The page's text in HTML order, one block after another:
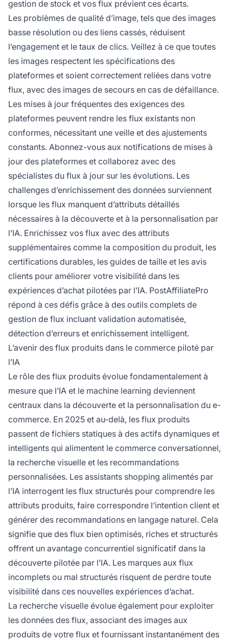
gestion de stock et vos flux prévient ces écarts.
Les problèmes de qualité d’image, tels que des images
basse résolution ou des liens cassés, réduisent
l’engagement et le taux de clics. Veillez à ce que toutes
les images respectent les spécifications des
plateformes et soient correctement reliées dans votre
flux, avec des images de secours en cas de défaillance.
Les mises à jour fréquentes des exigences des
plateformes peuvent rendre les flux existants non
conformes, nécessitant une veille et des ajustements
constants. Abonnez-vous aux notifications de mises à
jour des plateformes et collaborez avec des
spécialistes du flux à jour sur les évolutions. Les
challenges d’enrichissement des données surviennent
lorsque les flux manquent d’attributs détaillés
nécessaires à la découverte et à la personnalisation par
l’IA. Enrichissez vos flux avec des attributs
supplémentaires comme la composition du produit, les
certifications durables, les guides de taille et les avis
clients pour améliorer votre visibilité dans les
expériences d’achat pilotées par l’IA. PostAffiliatePro
répond à ces défis grâce à des outils complets de
gestion de flux incluant validation automatisée,
détection d’erreurs et enrichissement intelligent.
L’avenir des flux produits dans le commerce piloté par
l’IA
Le rôle des flux produits évolue fondamentalement à
mesure que l’IA et le machine learning deviennent
centraux dans la découverte et la personnalisation du e-
commerce. En 2025 et au-delà, les flux produits
passent de fichiers statiques à des actifs dynamiques et
intelligents qui alimentent le commerce conversationnel,
la recherche visuelle et les recommandations
personnalisées. Les assistants shopping alimentés par
l’IA interrogent les flux structurés pour comprendre les
attributs produits, faire correspondre l’intention client et
générer des recommandations en langage naturel. Cela
signifie que des flux bien optimisés, riches et structurés
offrent un avantage concurrentiel significatif dans la
découverte pilotée par l’IA. Les marques aux flux
incomplets ou mal structurés risquent de perdre toute
visibilité dans ces nouvelles expériences d’achat.
La recherche visuelle évolue également pour exploiter
les données des flux, associant des images aux
produits de votre flux et fournissant instantanément des